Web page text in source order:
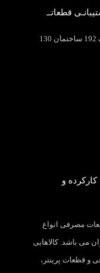
قطعاتــ
تهران خیابان سمیه نرسیده به ایرانشهر پلاک 192 ساختمان 130
و
مصرفی انواع
می باشد. کالاهایی
و قطعات پرینتر،